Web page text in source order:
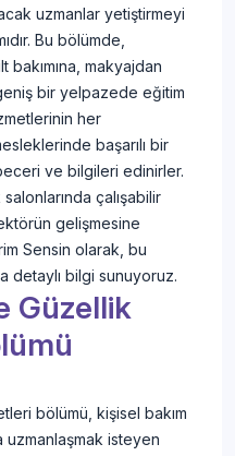
uzmanlar yetiştirmeyi
Bu bölümde,
bakımına, makyajdan
bir yelpazede eğitim
her
başarılı bir
ve bilgileri edinirler.
çalışabilir
gelişmesine
Sensin olarak, bu
detaylı bilgi sunuyoruz.
Güzellik
bölümü, kişisel bakım
uzmanlaşmak isteyen